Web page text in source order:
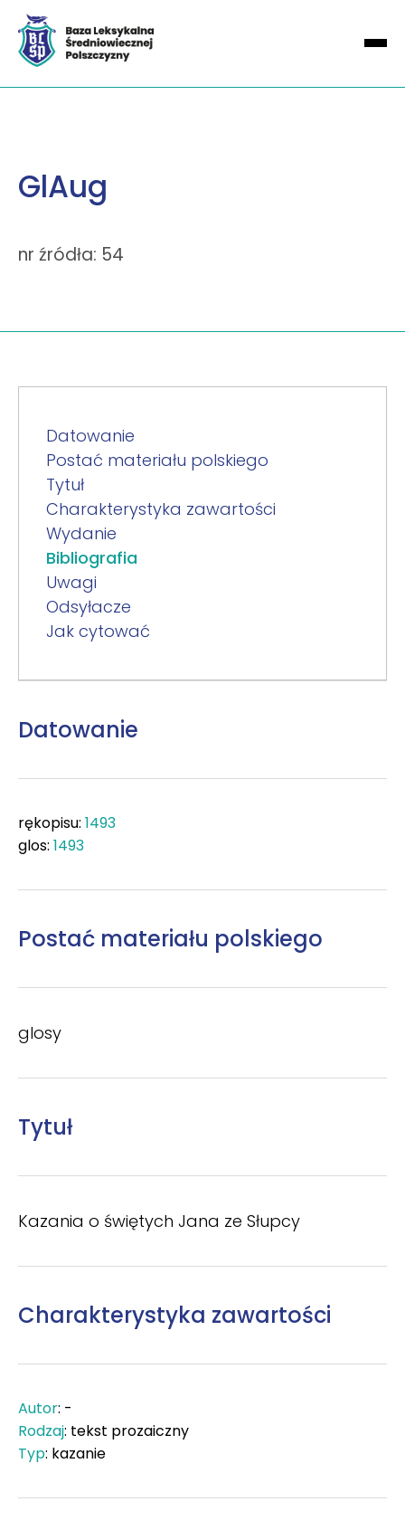
GlAug
nr źródła: 54
Datowanie
Postać materiału polskiego
Tytuł
Charakterystyka zawartości
Wydanie
Bibliografia
Uwagi
Odsyłacze
Jak cytować
Datowanie
rękopisu: 1493
glos: 1493
Postać materiału polskiego
glosy
Tytuł
Kazania o świętych Jana ze Słupcy
Charakterystyka zawartości
Autor: -
Rodzaj: tekst prozaiczny
Typ: kazanie